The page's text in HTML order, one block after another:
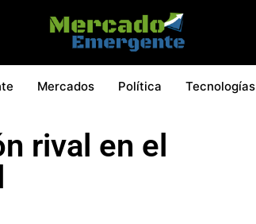
Mercados Política Tecnologías
rival en el